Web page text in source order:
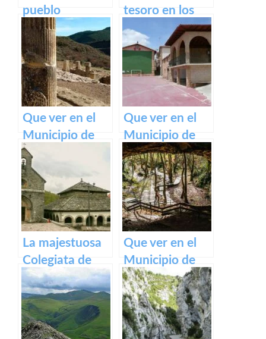
pueblo
medieval de
Olite y su
impresionante
Castillo Palacio
Real.
tesoro en los
Pirineos
Que ver en el
Municipio de
Eslava
(Navarra) en
Navarra
Que ver en el
Municipio de
Armañanzas en
Navarra
La majestuosa
Colegiata de
Roncesvalles:
un tesoro
medieval en los
Pirineos
Que ver en el
Municipio de
Zugarramurdi
en Navarra